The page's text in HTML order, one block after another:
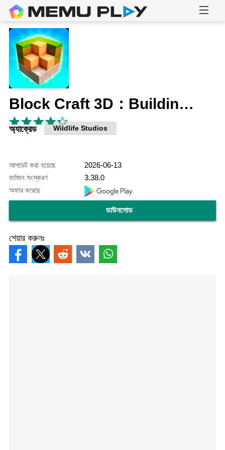
Block Craft 3D：Building Game
অ্যাক্রেড Wildlife Studios
আপডেট করা হয়েছে
2026-06-13
বর্তমান সংস্করণ
3.38.0
অফার করেছে
ডাউনলোড
শেয়ার করুনঃ